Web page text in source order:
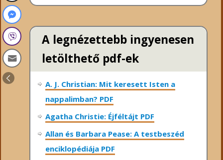
A legnézettebb ingyenesen
letölthető pdf-ek
A. J. Christian: Mit keresett Isten a
nappalimban? PDF
Agatha Christie: Éjféltájt PDF
Allan és Barbara Pease: A testbeszéd
enciklopédiája PDF